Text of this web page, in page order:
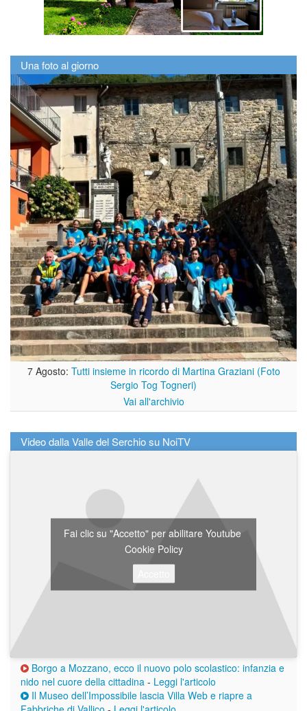
Una foto al giorno
7 Agosto: Tutti insieme in ricordo di Martina Graziani (Foto
Sergio Tog Togneri)
Vai all'archivio
Video dalla Valle del Serchio su NoiTV
Fai clic su "Accetto" per abilitare Youtube
Cookie Policy
Borgo a Mozzano, ecco il nuovo polo scolastico: infanzia e
nido nel cuore della cittadina - Leggi l'articolo
Il Museo dell’Impossibile lascia Villa Web e riapre a